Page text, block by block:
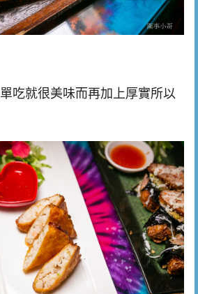
吃就很美味而再加上厚實所以